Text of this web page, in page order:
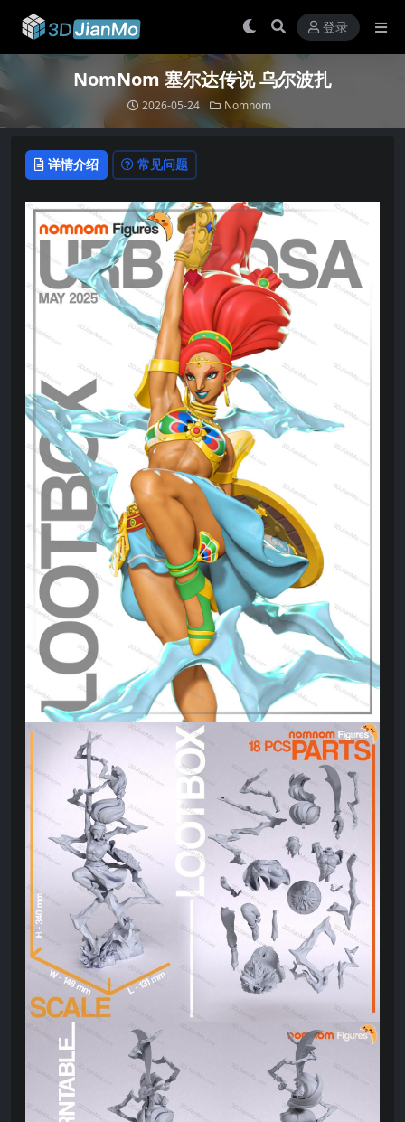
登录
NomNom 塞尔达传说 乌尔波扎
2026-05-24 Nomnom
详情介绍 常见问题